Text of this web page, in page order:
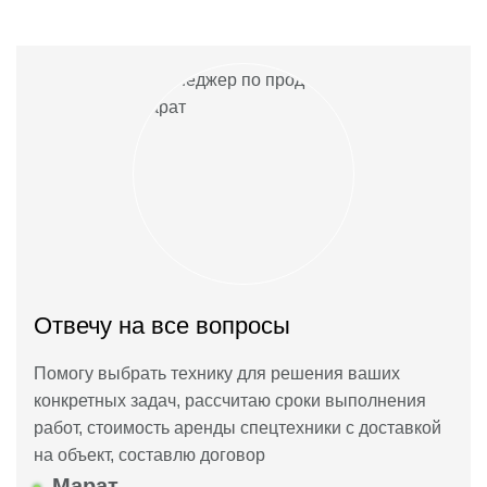
Отвечу на все вопросы
Помогу выбрать технику для решения ваших
конкретных задач, рассчитаю сроки выполнения
работ, стоимость аренды спецтехники с доставкой
на объект, составлю договор